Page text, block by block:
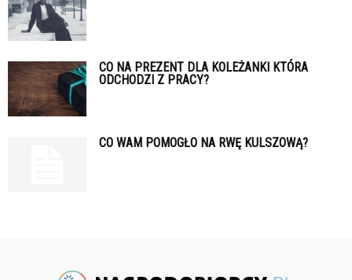
CO NA PREZENT DLA KOLEŻANKI KTÓRA
ODCHODZI Z PRACY?
CO WAM POMOGŁO NA RWĘ KULSZOWĄ?